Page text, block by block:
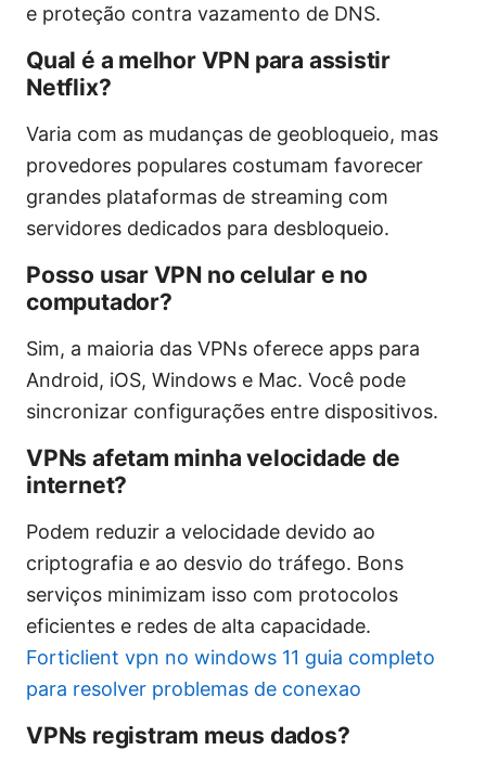
e proteção contra vazamento de DNS.
Qual é a melhor VPN para assistir
Netflix?
Varia com as mudanças de geobloqueio, mas
provedores populares costumam favorecer
grandes plataformas de streaming com
servidores dedicados para desbloqueio.
Posso usar VPN no celular e no
computador?
Sim, a maioria das VPNs oferece apps para
Android, iOS, Windows e Mac. Você pode
sincronizar configurações entre dispositivos.
VPNs afetam minha velocidade de
internet?
Podem reduzir a velocidade devido ao
criptografia e ao desvio do tráfego. Bons
serviços minimizam isso com protocolos
eficientes e redes de alta capacidade.
Forticlient vpn no windows 11 guia completo
para resolver problemas de conexao
VPNs registram meus dados?